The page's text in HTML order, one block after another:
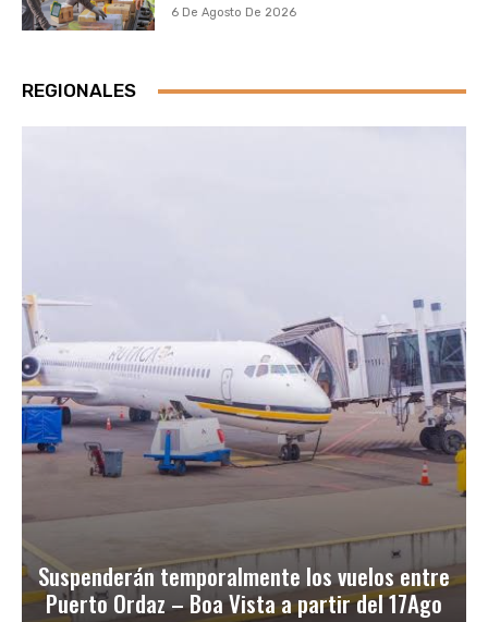
6 De Agosto De 2026
REGIONALES
Suspenderán temporalmente los vuelos entre
Puerto Ordaz – Boa Vista a partir del 17Ago